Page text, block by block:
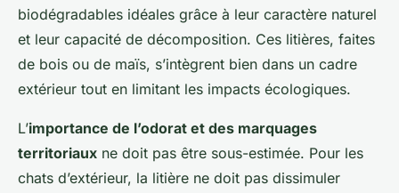
biodégradables idéales grâce à leur caractère naturel
et leur capacité de décomposition. Ces litières, faites
de bois ou de maïs, s’intègrent bien dans un cadre
extérieur tout en limitant les impacts écologiques.
L’importance de l’odorat et des marquages
territoriaux ne doit pas être sous-estimée. Pour les
chats d’extérieur, la litière ne doit pas dissimuler